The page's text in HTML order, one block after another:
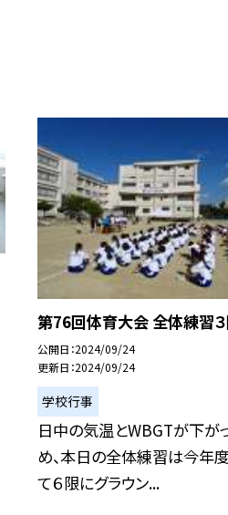
第76回体育大会 全体練習
公開日 2024/09/24
更新日 2024/09/24
学校行事
日中の気温とWBGTが下が
め、本日の全体練習は今年
て６限にグラウン...